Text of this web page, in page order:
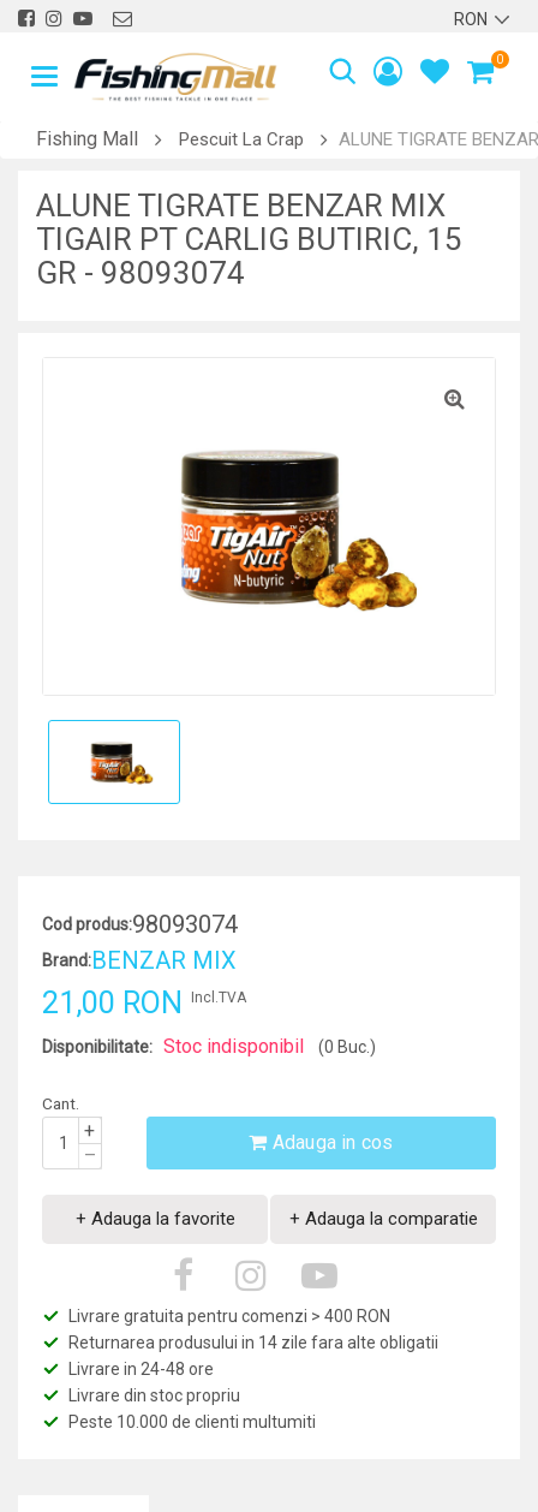
0
Fishing Mall Pescuit La Crap ALUNE TIGRATE
ALUNE TIGRATE BENZAR MIX
TIGAIR PT CARLIG BUTIRIC, 15
GR - 98093074
Cod produs:98093074
Brand:BENZAR MIX
21,00 RON Incl.TVA
Disponibilitate: Stoc indisponibil (0 Buc.)
Cant.
+
–
Adauga in cos
+ Adauga la favorite + Adauga la comparatie
Livrare gratuita pentru comenzi > 400 RON
Returnarea produsului in 14 zile fara alte obligatii
Livrare in 24-48 ore
Livrare din stoc propriu
Peste 10.000 de clienti multumiti